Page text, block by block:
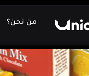
من نحن؟